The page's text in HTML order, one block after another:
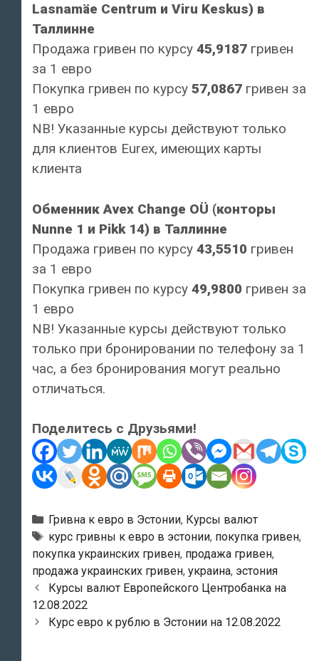
Lasnamäe Centrum и Viru Keskus) в
Таллинне
Продажа гривен по курсу 45,9187 гривен
за 1 евро
Покупка гривен по курсу 57,0867 гривен за
1 евро
NB! Указанные курсы действуют только
для клиентов Eurex, имеющих карты
клиента
Обменник Avex Change OÜ (конторы
Nunne 1 и Pikk 14) в Таллинне
Продажа гривен по курсу 43,5510 гривен
за 1 евро
Покупка гривен по курсу 49,9800 гривен за
1 евро
NB! Указанные курсы действуют только
только при бронировании по телефону за 1
час, а без бронирования могут реально
отличаться.
Поделитесь с Друзьями!
Рубрики
Гривна к евро в Эстонии, Курсы валют
Тэги
курс гривны к евро в эстонии, покупка гривен,
покупка украинских гривен, продажа гривен,
продажа украинских гривен, украина, эстония
Навигация
по
записям
Курсы валют Европейского Центробанка на
12.08.2022
Курс евро к рублю в Эстонии на 12.08.2022